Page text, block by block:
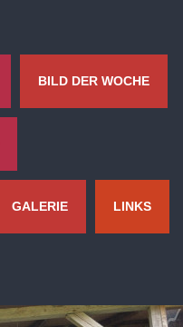
BILD DER WOCHE
GALERIE LINKS